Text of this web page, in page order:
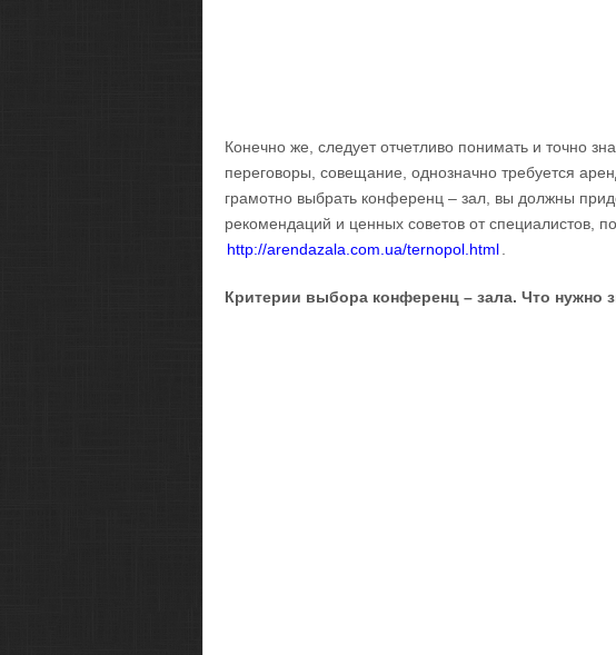
Конечно же, следует отчетливо понимать и точно
переговоры, совещание, однозначно требуется
грамотно выбрать конференц – зал, вы должны
рекомендаций и ценных советов от специалистов,
http://arendazala.com.ua/ternopol.html
Критерии выбора конференц – зала. Что нужно